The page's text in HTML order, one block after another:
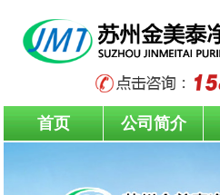
首页 公司简介